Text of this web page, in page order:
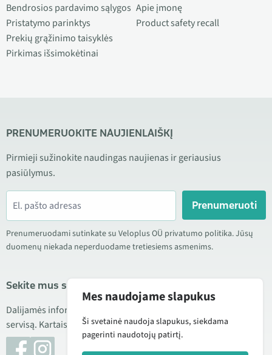
Bendrosios pardavimo sąlygos
Pristatymo parinktys
Prekių grąžinimo taisyklės
Pirkimas išsimokėtinai
Apie įmonę
Product safety recall
PRENUMERUOKITE NAUJIENLAIŠKĮ
Pirmieji sužinokite naudingas naujienas ir geriausius
pasiūlymus.
Prenumeruoti
Prenumeruodami sutinkate su Veloplus OÜ privatumo politika. Jūsų
duomenų niekada neperduodame tretiesiems asmenims.
Sekite mus socialiniuose tinkluose
Dalijamės informacija apie geras kainas, naujus produktus ir
servisą. Kartais taip pat publikuojame produktų apžvalgas.
Mes naudojame slapukus
Ši svetainė naudoja slapukus, siekdama
pagerinti naudotojų patirtį.